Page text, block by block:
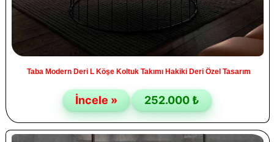
Taba Modern Deri L Köşe Koltuk Takımı Hakiki Deri Özel Tasarım
İncele » 252.000 ₺